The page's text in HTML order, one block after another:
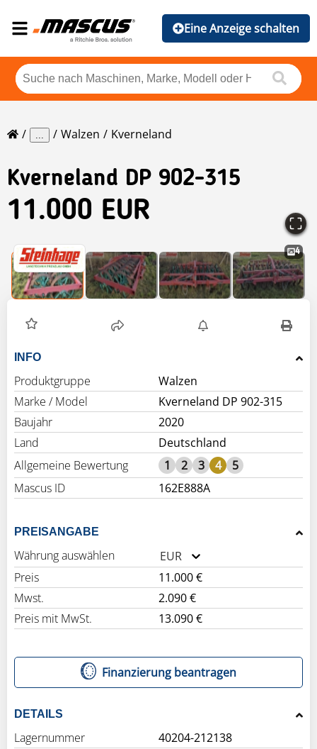
Eine Anzeige schalten
... Walzen Kverneland
Kverneland DP 902-315
11.000 EUR
4
INFO
Produktgruppe
Walzen
Marke / Model
Kverneland DP 902-315
Baujahr
2020
Land
Deutschland
Allgemeine Bewertung
1 2 3 4
5
Mascus ID
162E888A
PREISANGABE
Währung auswählen
EUR
Preis
11.000 €
Mwst.
2.090 €
Preis mit MwSt.
13.090 €
Finanzierung beantragen
DETAILS
Lagernummer
40204-212138